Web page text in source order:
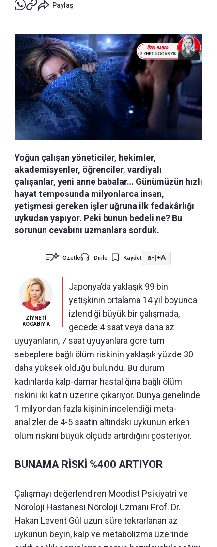
Paylaş
Yoğun çalışan yöneticiler, hekimler,
akademisyenler, öğrenciler, vardiyalı
çalışanlar, yeni anne babalar… Günümüzün hızlı
hayat temposunda milyonlarca insan,
yetişmesi gereken işler uğruna ilk fedakârlığı
uykudan yapıyor. Peki bunun bedeli ne? Bu
sorunun cevabını uzmanlara sorduk.
Özetle Dinle Kaydet a-|+A
ZİYNETİ
KOCABIYIK
Japonya’da yaklaşık 99 bin
yetişkinin ortalama 14 yıl boyunca
izlendiği büyük bir çalışmada,
gecede 4 saat veya daha az
uyuyanların, 7 saat uyuyanlara göre tüm
sebeplere bağlı ölüm riskinin yaklaşık yüzde 30
daha yüksek olduğu bulundu. Bu durum
kadınlarda kalp-damar hastalığına bağlı ölüm
riskini iki katın üzerine çıkarıyor. Dünya genelinde
1 milyondan fazla kişinin incelendiği meta-
analizler de 4-5 saatin altındaki uykunun erken
ölüm riskini büyük ölçüde artırdığını gösteriyor.
BUNAMA RİSKİ %400 ARTIYOR
Çalışmayı değerlendiren Moodist Psikiyatri ve
Nöroloji Hastanesi Nöroloji Uzmanı Prof. Dr.
Hakan Levent Gül uzun süre tekrarlanan az
uykunun beyin, kalp ve metabolizma üzerinde